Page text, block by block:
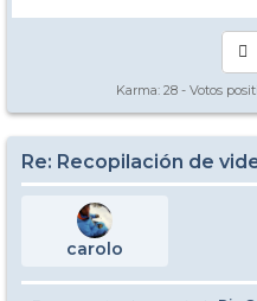
Karma: 28 - Votos
Re: Recopilación de
carolo